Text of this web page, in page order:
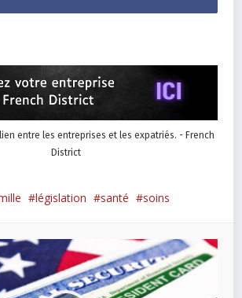
entre les entreprises et les expatriés. - French
District
législation santé soins